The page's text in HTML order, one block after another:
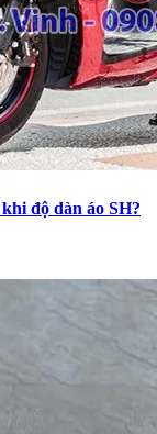
độ dàn áo SH?